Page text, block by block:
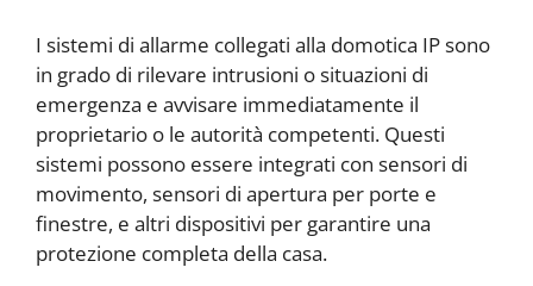
I sistemi di allarme collegati alla domotica IP sono
in grado di rilevare intrusioni o situazioni di
emergenza e avvisare immediatamente il
proprietario o le autorità competenti. Questi
sistemi possono essere integrati con sensori di
movimento, sensori di apertura per porte e
finestre, e altri dispositivi per garantire una
protezione completa della casa.